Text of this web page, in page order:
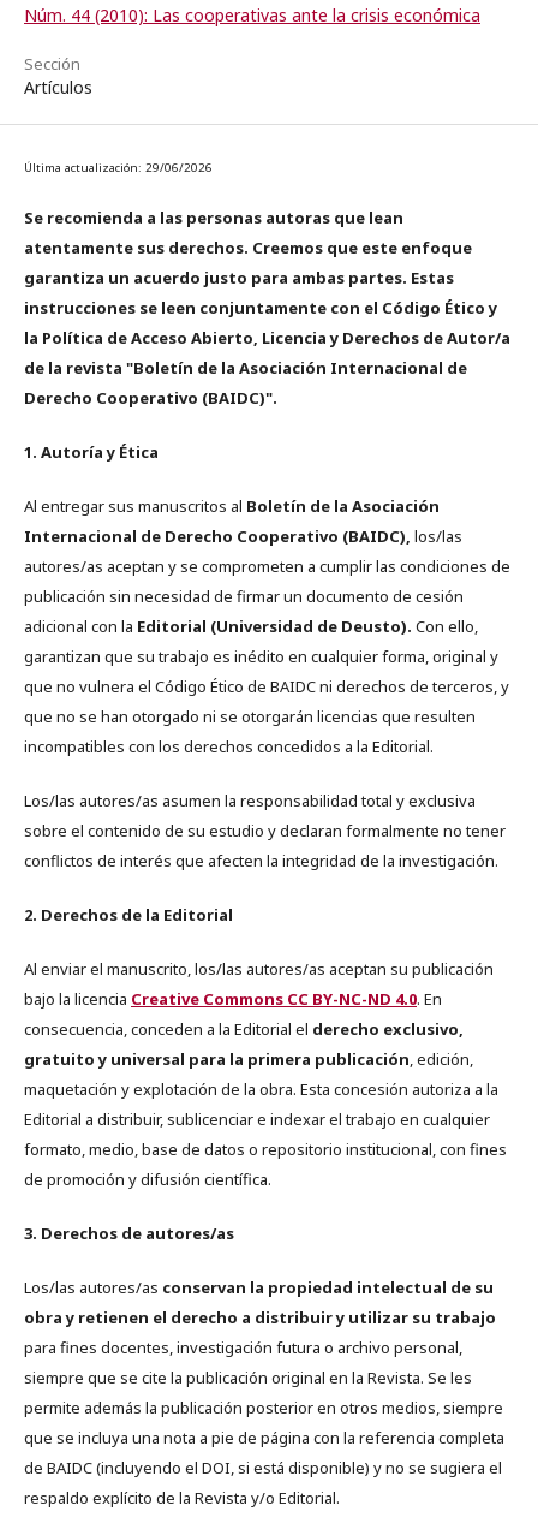
Núm. 44 (2010): Las cooperativas ante la crisis económica
Sección
Artículos
Última actualización: 29/06/2026
Se recomienda a las personas autoras que lean
atentamente sus derechos. Creemos que este enfoque
garantiza un acuerdo justo para ambas partes. Estas
instrucciones se leen conjuntamente con el Código Ético y
la Política de Acceso Abierto, Licencia y Derechos de Autor/a
de la revista "Boletín de la Asociación Internacional de
Derecho Cooperativo (BAIDC)".
1. Autoría y Ética
Al entregar sus manuscritos al Boletín de la Asociación
Internacional de Derecho Cooperativo (BAIDC), los/las
autores/as aceptan y se comprometen a cumplir las condiciones de
publicación sin necesidad de firmar un documento de cesión
adicional con la Editorial (Universidad de Deusto). Con ello,
garantizan que su trabajo es inédito en cualquier forma, original y
que no vulnera el Código Ético de BAIDC ni derechos de terceros, y
que no se han otorgado ni se otorgarán licencias que resulten
incompatibles con los derechos concedidos a la Editorial.
Los/las autores/as asumen la responsabilidad total y exclusiva
sobre el contenido de su estudio y declaran formalmente no tener
conflictos de interés que afecten la integridad de la investigación.
2. Derechos de la Editorial
Al enviar el manuscrito, los/las autores/as aceptan su publicación
bajo la licencia Creative Commons CC BY-NC-ND 4.0. En
consecuencia, conceden a la Editorial el derecho exclusivo,
gratuito y universal para la primera publicación, edición,
maquetación y explotación de la obra. Esta concesión autoriza a la
Editorial a distribuir, sublicenciar e indexar el trabajo en cualquier
formato, medio, base de datos o repositorio institucional, con fines
de promoción y difusión científica.
3. Derechos de autores/as
Los/las autores/as conservan la propiedad intelectual de su
obra y retienen el derecho a distribuir y utilizar su trabajo
para fines docentes, investigación futura o archivo personal,
siempre que se cite la publicación original en la Revista. Se les
permite además la publicación posterior en otros medios, siempre
que se incluya una nota a pie de página con la referencia completa
de BAIDC (incluyendo el DOI, si está disponible) y no se sugiera el
respaldo explícito de la Revista y/o Editorial.